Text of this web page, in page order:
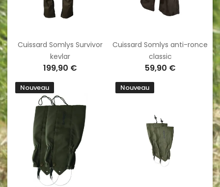
Cuissard Somlys Survivor
kevlar
199,90 €
Cuissard Somlys anti-ronce
classic
59,90 €
Nouveau Nouveau